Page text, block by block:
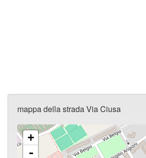
mappa della strada Via Ciusa
+
-